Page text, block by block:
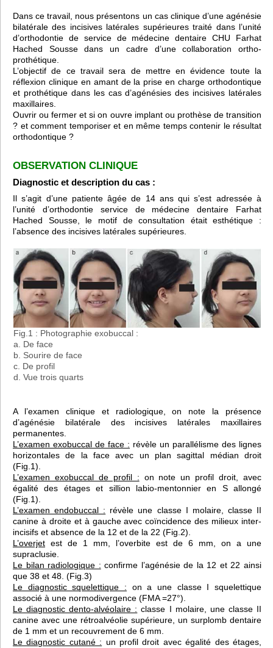
Dans ce travail, nous présentons un cas clinique d’une agénésie
bilatérale des incisives latérales supérieures traité dans l’unité
d’orthodontie de service de médecine dentaire CHU Farhat
Hached Sousse dans un cadre d’une collaboration ortho-
prothétique.
L’objectif de ce travail sera de mettre en évidence toute la
réflexion clinique en amant de la prise en charge orthodontique
et prothétique dans les cas d’agénésies des incisives latérales
maxillaires.
Ouvrir ou fermer et si on ouvre implant ou prothèse de transition
? et comment temporiser et en même temps contenir le résultat
orthodontique ?
OBSERVATION CLINIQUE
Diagnostic et description du cas :
Il s’agit d’une patiente âgée de 14 ans qui s’est adressée à
l’unité d’orthodontie service de médecine dentaire Farhat
Hached Sousse, le motif de consultation était esthétique :
l’absence des incisives latérales supérieures.
Fig.1 : Photographie exobuccal :
a. De face
b. Sourire de face
c. De profil
d. Vue trois quarts
A l’examen clinique et radiologique, on note la présence
d’agénésie bilatérale des incisives latérales maxillaires
permanentes.
L’examen exobuccal de face : révèle un parallélisme des lignes
horizontales de la face avec un plan sagittal médian droit
(Fig.1).
L’examen exobuccal de profil : on note un profil droit, avec
égalité des étages et sillion labio-mentonnier en S allongé
(Fig.1).
L’examen endobuccal : révèle une classe I molaire, classe II
canine à droite et à gauche avec coïncidence des milieux inter-
incisifs et absence de la 12 et de la 22 (Fig.2).
L’overjet est de 1 mm, l’overbite est de 6 mm, on a une
supraclusie.
Le bilan radiologique : confirme l’agénésie de la 12 et 22 ainsi
que 38 et 48. (Fig.3)
Le diagnostic squelettique : on a une classe I squelettique
associé à une normodivergence (FMA =27°).
Le diagnostic dento-alvéolaire : classe I molaire, une classe II
canine avec une rétroalvéolie supérieure, un surplomb dentaire
de 1 mm et un recouvrement de 6 mm.
Le diagnostic cutané : un profil droit avec égalité des étages,